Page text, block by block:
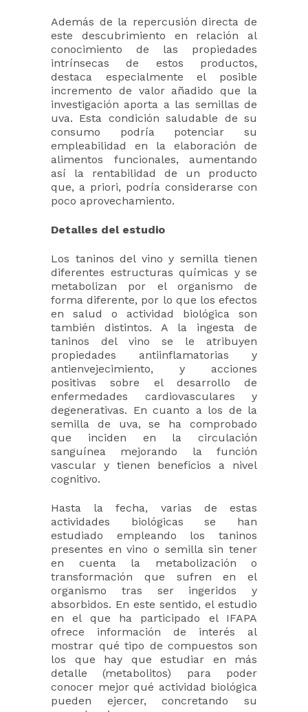
Además de la repercusión directa de
este descubrimiento en relación al
conocimiento de las propiedades
intrínsecas de estos productos,
destaca especialmente el posible
incremento de valor añadido que la
investigación aporta a las semillas de
uva. Esta condición saludable de su
consumo podría potenciar su
empleabilidad en la elaboración de
alimentos funcionales, aumentando
así la rentabilidad de un producto
que, a priori, podría considerarse con
poco aprovechamiento.
Detalles del estudio
Los taninos del vino y semilla tienen
diferentes estructuras químicas y se
metabolizan por el organismo de
forma diferente, por lo que los efectos
en salud o actividad biológica son
también distintos. A la ingesta de
taninos del vino se le atribuyen
propiedades antiinflamatorias y
antienvejecimiento, y acciones
positivas sobre el desarrollo de
enfermedades cardiovasculares y
degenerativas. En cuanto a los de la
semilla de uva, se ha comprobado
que inciden en la circulación
sanguínea mejorando la función
vascular y tienen beneficios a nivel
cognitivo.
Hasta la fecha, varias de estas
actividades biológicas se han
estudiado empleando los taninos
presentes en vino o semilla sin tener
en cuenta la metabolización o
transformación que sufren en el
organismo tras ser ingeridos y
absorbidos. En este sentido, el estudio
en el que ha participado el IFAPA
ofrece información de interés al
mostrar qué tipo de compuestos son
los que hay que estudiar en más
detalle (metabolitos) para poder
conocer mejor qué actividad biológica
pueden ejercer, concretando su